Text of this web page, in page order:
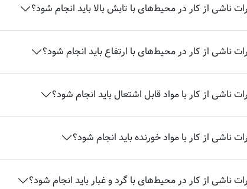
ناشی از کار در محیط‌های با تابش بالا باید انجام شود؟
ناشی از کار در محیط‌های با ارتفاع باید انجام شود؟
ناشی از کار با مواد قابل اشتعال باید انجام شود؟
ناشی از کار با مواد خورنده باید انجام شود؟
ناشی از کار در محیط‌های با گرد و غبار باید انجام شود؟